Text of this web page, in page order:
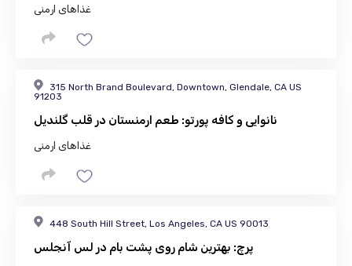
غذاهای ارمنی
315 North Brand Boulevard, Downtown, Glendale, CA US
91203
نانوایی و کافه پورتو: طعم ارمنستان در قلب گلندیل
غذاهای ارمنی
448 South Hill Street, Los Angeles, CA US 90013
پرچ: بهترین شام روی پشت بام در لس آنجلس